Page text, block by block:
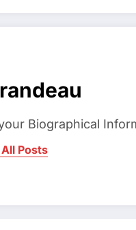
Biographical
Posts